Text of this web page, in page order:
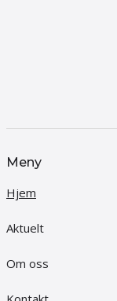
Meny
Hjem
Aktuelt
Om oss